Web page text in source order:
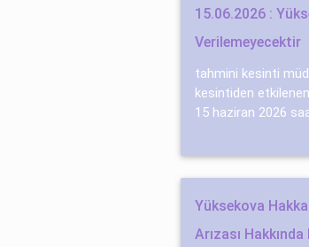
15.06.2026 :
Verilemeyecektir
tahmini kesinti
kesintiden
15 haziran 2026
Yüksekova
Arızası